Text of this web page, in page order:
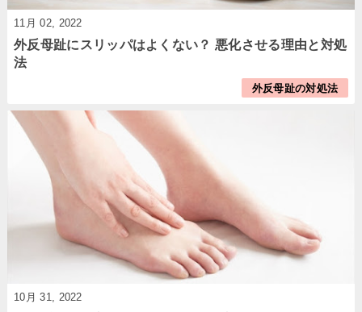
11月 02, 2022
外反母趾にスリッパはよくない？ 悪化させる理由と対処
法
外反母趾の対処法
10月 31, 2022